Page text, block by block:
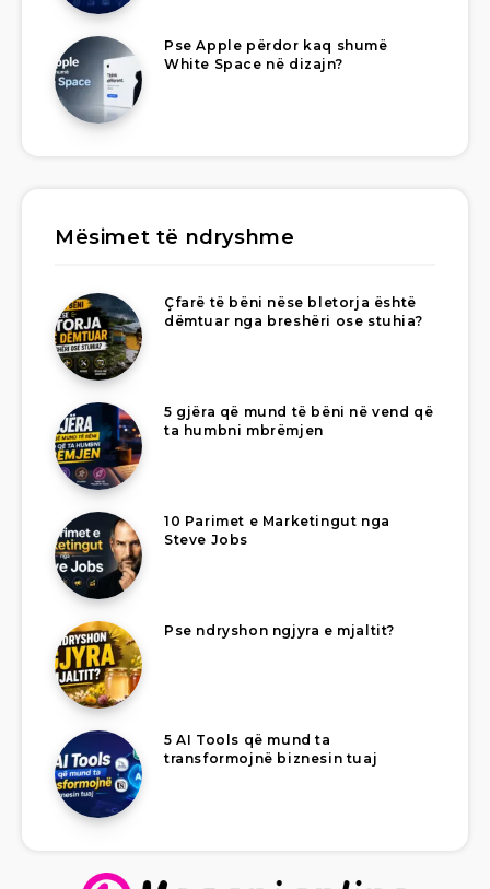
Pse Apple përdor kaq shumë
White Space në dizajn?
Mësimet të ndryshme
Çfarë të bëni nëse bletorja është
dëmtuar nga breshëri ose stuhia?
5 gjëra që mund të bëni në vend që
ta humbni mbrëmjen
10 Parimet e Marketingut nga
Steve Jobs
Pse ndryshon ngjyra e mjaltit?
5 AI Tools që mund ta
transformojnë biznesin tuaj